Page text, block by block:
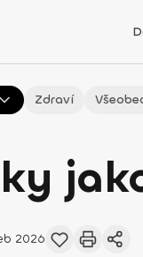
Zdraví
2026